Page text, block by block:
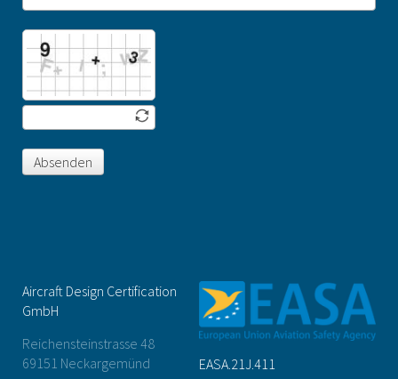
Absenden
Aircraft Design Certification
GmbH
Reichensteinstrasse 48
69151 Neckargemünd
EASA.21J.411